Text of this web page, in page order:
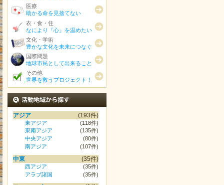
医療
助かる命を見捨てない
衣・食・住
なにより『心』を温めたい
文化・学術
豊かな文化を未来につなぐ
国際問題
地球市民として出来ること
その他
世界を救うプロジェクト！
活動地域から探す
アジア (193件)
東アジア
(118件)
東南アジア
(135件)
中央アジア
(80件)
南アジア
(107件)
中東 (35件)
西アジア
(35件)
アラブ諸国
(35件)